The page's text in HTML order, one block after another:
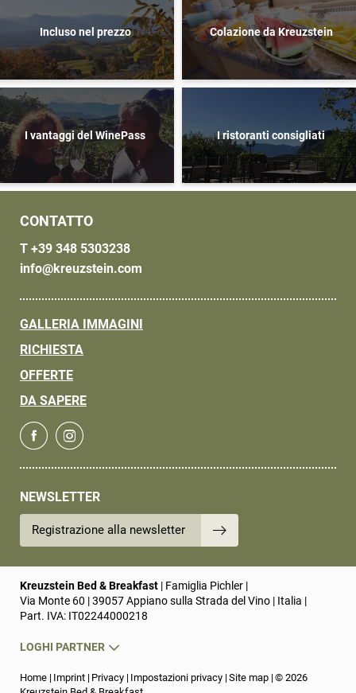
Incluso nel prezzo Colazione da Kreuzstein
I vantaggi del WinePass I ristoranti consigliati
CONTATTO
T +39 348 5303238
info@kreuzstein.com
GALLERIA IMMAGINI
RICHIESTA
OFFERTE
DA SAPERE
NEWSLETTER
Registrazione alla newsletter
Kreuzstein Bed & Breakfast | Famiglia Pichler |
Via Monte 60 |39057 Appiano sulla Strada del Vino | Italia |
Part. IVA: IT02244000218
LOGHI PARTNER
Home | Imprint | Privacy | Impostazioni privacy | Site map | © 2026
ISCRIVITI ORA